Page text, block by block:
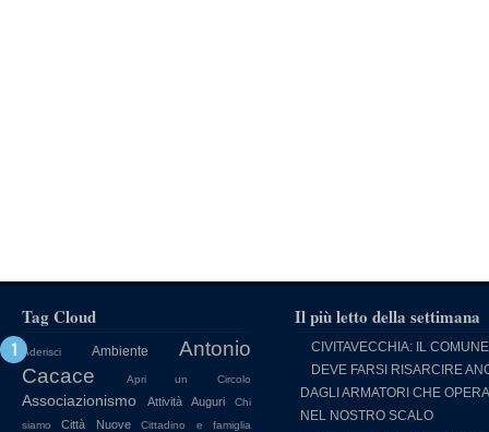
Tag Cloud
Aderisci Ambiente
Antonio
Cacace
Apri un Circolo
Associazionismo Attività Auguri
Chi
siamo
Città Nuove Cittadino e famiglia
Il più letto della settimana
CIVITAVECCHIA: IL COMUNE
DEVE FARSI RISARCIRE
DAGLI ARMATORI CHE
NEL NOSTRO SCALO